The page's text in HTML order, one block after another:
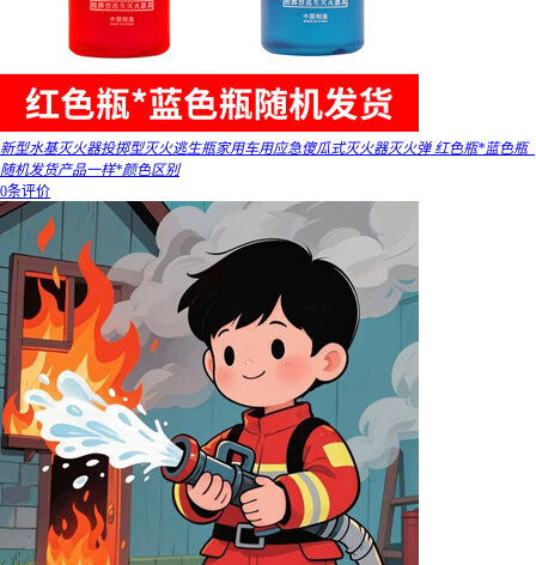
新型水基灭火器投掷型灭火逃生瓶家用车用应急傻瓜式灭火器灭火弹 红色瓶*蓝色瓶_
随机发货产品一样*颜色区别
0条评价